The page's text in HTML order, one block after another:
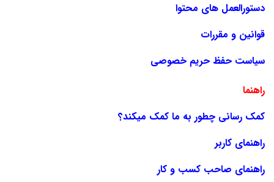
دستورالعمل های محتوا
قوانین و مقررات
سیاست حفظ حریم خصوصی
راهنما
کمک رسانی چطور به ما کمک میکند؟
راهنمای کاربر
راهنمای صاحب کسب و کار